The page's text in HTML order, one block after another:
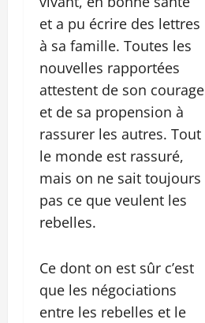
et a pu écrire des lettres
à sa famille. Toutes les
nouvelles rapportées
attestent de son courage
et de sa propension à
rassurer les autres. Tout
le monde est rassuré,
mais on ne sait toujours
pas ce que veulent les
rebelles.
Ce dont on est sûr c’est
que les négociations
entre les rebelles et le